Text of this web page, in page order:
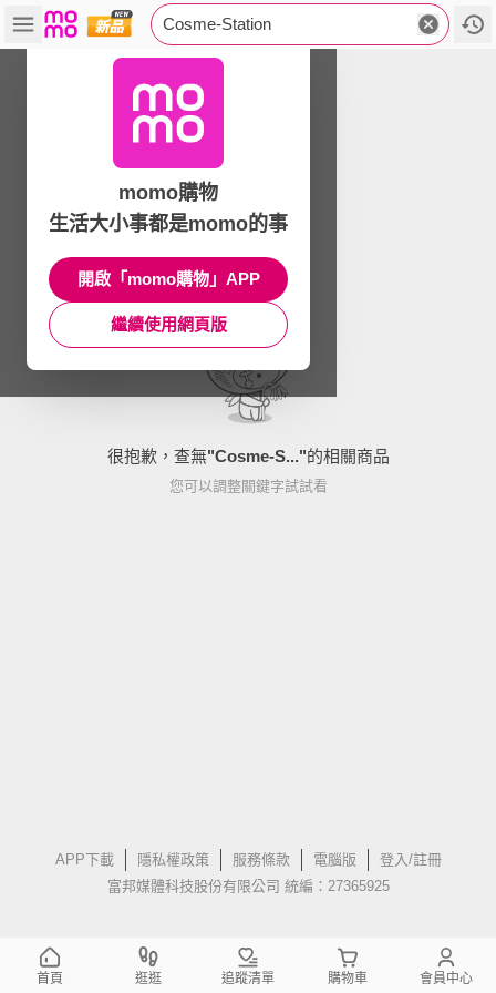
Cosme-Station
很抱歉，查無"Cosme-S..."的相關商品
您可以調整關鍵字試試看
APP下載 隱私權政策 服務條款 電腦版
登入/註冊
富邦媒體科技股份有限公司 統編：27365925
momo購物
生活大小事都是momo的事
開啟「momo購物」APP
繼續使用網頁版
首頁 逛逛 追蹤清單 購物車 會員中心